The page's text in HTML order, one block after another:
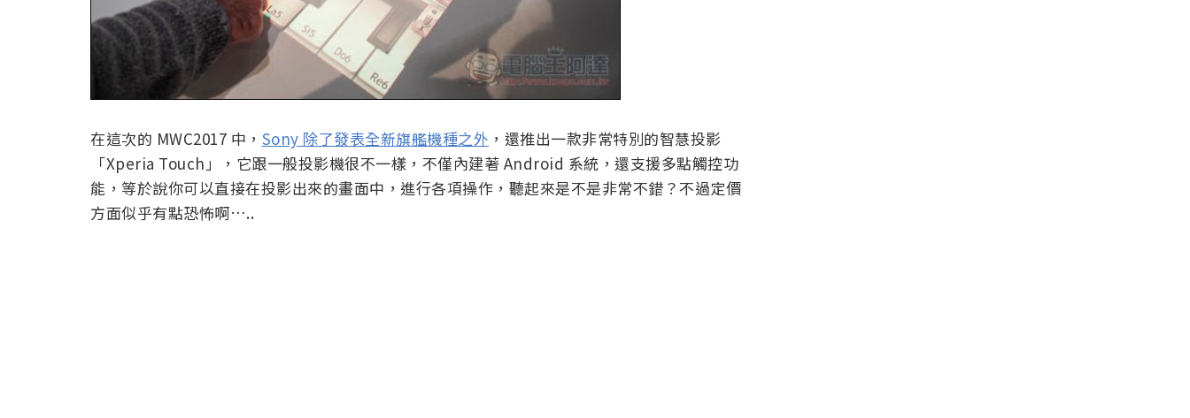
在這次的 MWC2017 中， Sony 除了發表全新旗艦機種之外 ，還推出一款非常特別的智慧投影
「Xperia Touch」，它跟一般投影機很不一樣，不僅內建著 Android 系統，還支援多點觸控功
能，等於說你可以直接在投影出來的畫面中，進行各項操作，聽起來是不是非常不錯？不過定價
方面似乎有點恐怖啊…..